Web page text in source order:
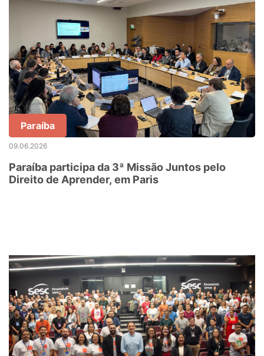
Paraíba
09.06.2026
Paraíba participa da 3ª Missão Juntos pelo
Direito de Aprender, em Paris